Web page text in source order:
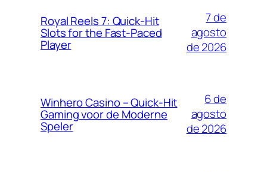
Royal Reels 7: Quick‑Hit
Slots for the Fast‑Paced
Player
7 de
agosto
de 2026
Winhero Casino – Quick‑Hit
Gaming voor de Moderne
Speler
6 de
agosto
de 2026